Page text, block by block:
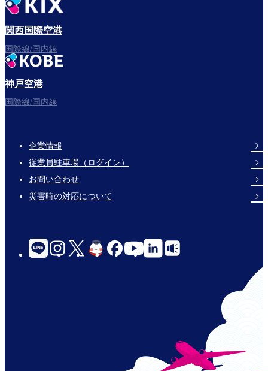
フライトをお楽しみください。
関西国際空港
国際線/国内線
神戸空港
国際線/国内線
Footer
Links
企業情報
従業員駐車場（ログイン）
お問い合わせ
災害時の対応について
social-
links-